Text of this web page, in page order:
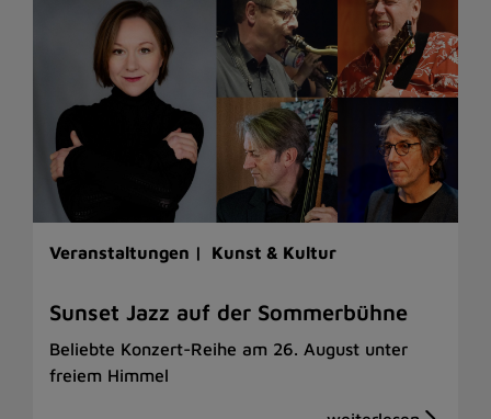
Veranstaltungen | Kunst & Kultur
Sunset Jazz auf der Sommerbühne
Beliebte Konzert-Reihe am 26. August unter
freiem Himmel